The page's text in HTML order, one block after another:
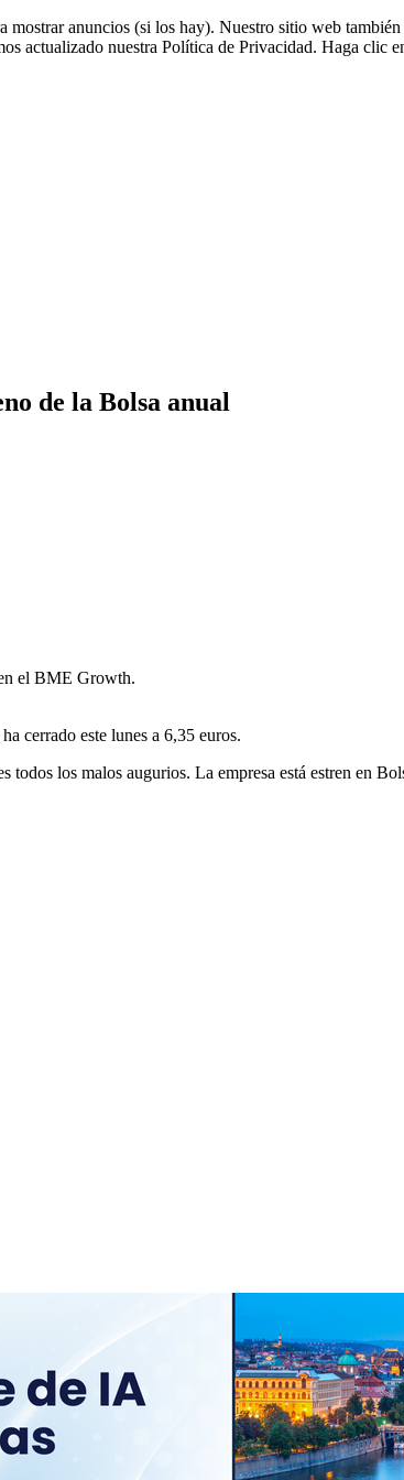
anuncios (si los hay). Nuestro sitio web
actualizado nuestra Política de Privacidad. Haga clic
de la Bolsa anual
el BME Growth.
cerrado este lunes a 6,35 euros.
los malos augurios. La empresa está estren en